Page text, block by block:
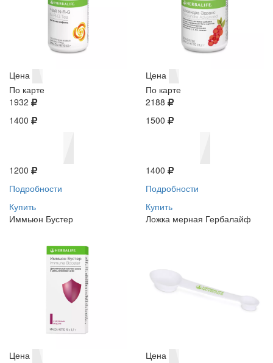
Цена
По карте
1932
1400
1200
Подробности
Купить
Цена
По карте
2188
1500
1400
Подробности
Купить
Иммьюн Бустер
Цена
Ложка мерная Гербалайф
Цена